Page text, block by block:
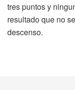
tres puntos y
resultado que no
descenso.